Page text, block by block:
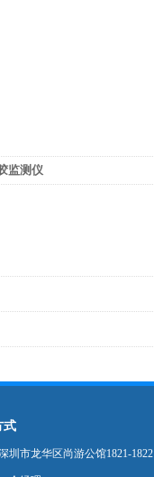
监测仪
式
圳市龙华区尚游公馆1821-1822